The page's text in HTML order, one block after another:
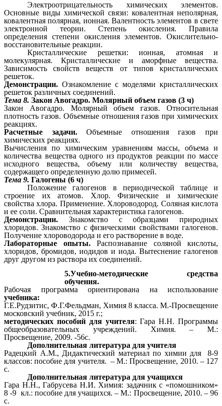
Электроотрицательность химических элементов.
Основные виды химической связи: ковалентная неполярная,
ковалентная полярная, ионная. Валентность элементов в свете
электронной теории. Степень окисления. Правила
определения степени окисления элементов. Окислительно-
восстановительные реакции.
Кристаллические решетки: ионная, атомная и
молекулярная. Кристаллические и аморфные вещества.
Зависимость свойств веществ от типов кристаллических
решеток.
Демонстрации. Ознакомление с моделями кристаллических
решеток различных соединений.
Тема 8. Закон Авогадро. Молярный объем газов (3 ч)
Закон Авогадро. Молярный объем газов. Относительная
плотность газов. Объемные отношения газов при химических
реакциях.
Расчетные задачи.Объемные отношения газов при
химических реакциях.
Вычисления по химическим уравнениям массы, объема и
количества вещества одного из продуктов реакции по массе
исходного вещества, объему или количеству вещества,
содержащего определенную долю примесей.
Тема 9. Галогены (6 ч)
Положение галогенов в периодической таблице и
строение их атомов. Хлор. Физические и химические
свойства хлора. Применение. Хлороводород. Соляная кислота
и ее соли. Сравнительная характеристика галогенов.
Демонстрации. Знакомство с образцами природных
хлоридов. Знакомство с физическими свойствами галогенов.
Получение хлороводорода и его растворение в воде.
Лабораторные опыты.Распознавание соляной кислоты,
хлоридов, бромидов, иодидов и иода. Вытеснение галогенов
друг другом из раствора их соединений.
5.Учебно-методические средства
обучения.
Рабочая программа ориентирована на использование
учебника:
Г.Е.Рудзитис, Ф.Г.Фельдман, Химия 8 класса. М.-Просвещение
московский учебник, 2015 г.;
методических пособий для учителя: Гара Н.Н. Программы
общеобразовательных учреждений. Химия. – М.:
Просвещение, 2009. -56с.
Дополнительная литература для учителя
Радецкий А.М., Дидактический материал по химии для 8-9
классов: пособие для учителя. – М.: Просвещение, 2010. – 127
с.
Дополнительная литература для учащихся
Гара Н.Н., Габрусева Н.И. Химия: задачник с «помошником»
8 -9 кл.: пособие для учащихся. – М.: Просвещение, 2010. – 96
с.